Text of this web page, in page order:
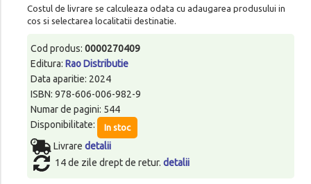
Costul de livrare se calculeaza odata cu adaugarea produsului in
cos si selectarea localitatii destinatie.
Cod produs: 0000270409
Editura: Rao Distributie
Data aparitie: 2024
ISBN: 978-606-006-982-9
Numar de pagini: 544
Disponibilitate:
In stoc
Livrare detalii
14 de zile drept de retur. detalii